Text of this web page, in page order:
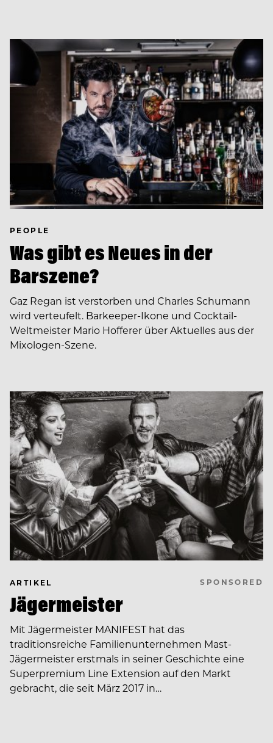
PEOPLE
Was gibt es Neues in der
Barszene?
Gaz Regan ist verstorben und Charles Schumann
wird verteufelt. Barkeeper-Ikone und Cocktail-
Weltmeister Mario Hofferer über Aktuelles aus der
Mixologen-Szene.
ARTIKEL SPONSORED
Jägermeister
Mit Jägermeister MANIFEST hat das
traditionsreiche Familienunternehmen Mast-
Jägermeister erstmals in seiner Geschichte eine
Superpremium Line Extension auf den Markt
gebracht, die seit März 2017 in…